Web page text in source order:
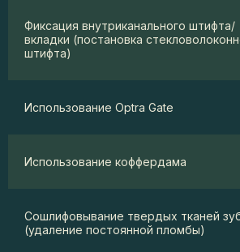
Фиксация внутриканального штифта/
вкладки (постановка
штифта)
Использование Optra Gate
Использование коффердама
Сошлифовывание твердых тканей
(удаление постоянной пломбы)